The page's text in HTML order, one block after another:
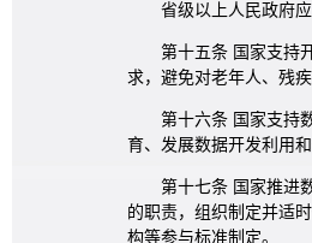
省级以上人民政府
第十五条 国家支持
求，避免对老年人、残
第十六条 国家支持
育、发展数据开发利用
第十七条 国家推进
的职责，组织制定并适
构等参与标准制定。